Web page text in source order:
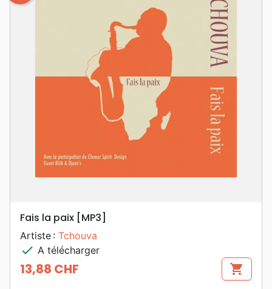
Fais la paix [MP3]
Artiste : Tchouva
check A télécharger
Prix
13,88 CHF shopping_cart